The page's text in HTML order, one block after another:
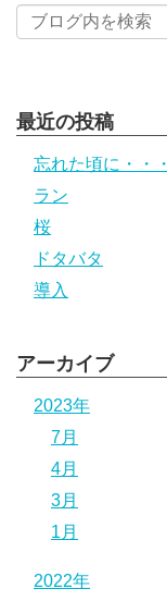
最近の投稿
忘れた頃に・・・
ラン
桜
ドタバタ
導入
アーカイブ
2023年
7月
4月
3月
1月
2022年